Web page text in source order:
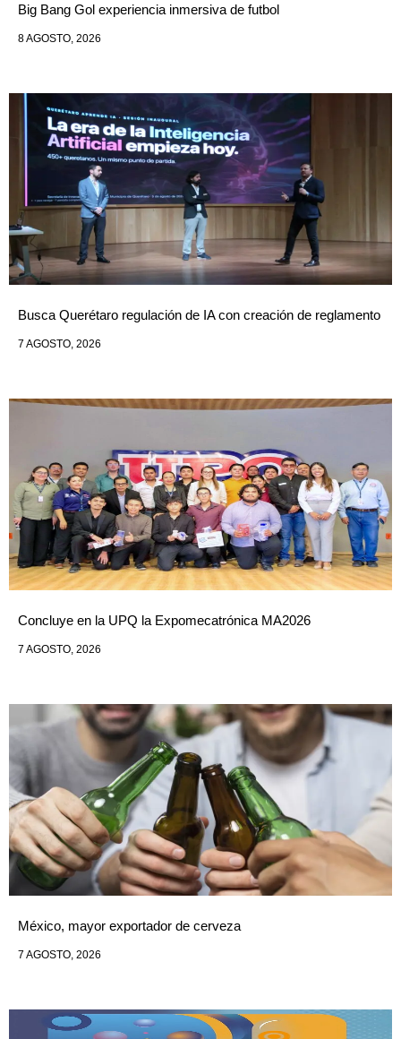
Big Bang Gol experiencia inmersiva de futbol
8 AGOSTO, 2026
Busca Querétaro regulación de IA con creación de reglamento
7 AGOSTO, 2026
Concluye en la UPQ la Expomecatrónica MA2026
7 AGOSTO, 2026
México, mayor exportador de cerveza
7 AGOSTO, 2026